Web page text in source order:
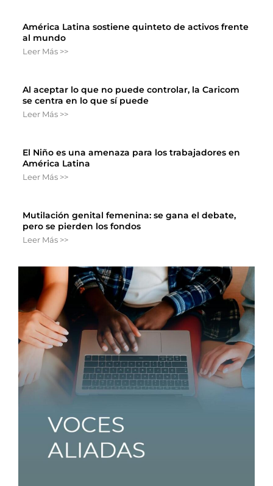
América Latina sostiene quinteto de activos frente
al mundo
Leer Más >>
Al aceptar lo que no puede controlar, la Caricom
se centra en lo que sí puede
Leer Más >>
El Niño es una amenaza para los trabajadores en
América Latina
Leer Más >>
Mutilación genital femenina: se gana el debate,
pero se pierden los fondos
Leer Más >>